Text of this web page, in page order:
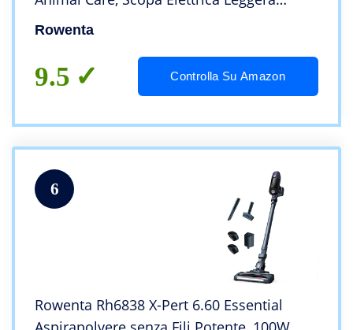
Multisuperficie, Tecnologia Flex, 3
Rowenta
9.5 Controlla Su Amazon
6
Rowenta Rh6838 X-Pert 6.60 Essential